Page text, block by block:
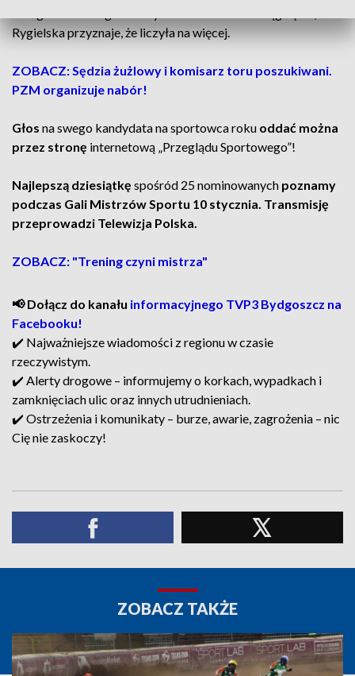
Rygielska przyznaje, że liczyła na więcej.
ZOBACZ: Sędzia żużlowy i komisarz toru poszukiwani.
PZM organizuje nabór!
Głos na swego kandydata na sportowca roku oddać można
przez stronę internetową „Przeglądu Sportowego”!
Najlepszą dziesiątkę spośród 25 nominowanych poznamy
podczas Gali Mistrzów Sportu 10 stycznia. Transmisję
przeprowadzi Telewizja Polska.
ZOBACZ: "Trening czyni mistrza"
📢 Dołącz do kanału informacyjnego TVP3 Bydgoszcz na
Facebooku!
✔️ Najważniejsze wiadomości z regionu w czasie
rzeczywistym.
✔️ Alerty drogowe – informujemy o korkach, wypadkach i
zamknięciach ulic oraz innych utrudnieniach.
✔️ Ostrzeżenia i komunikaty – burze, awarie, zagrożenia – nic
Cię nie zaskoczy!
ZOBACZ TAKŻE